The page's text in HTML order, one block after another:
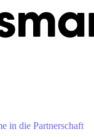
in die Partnerschaft